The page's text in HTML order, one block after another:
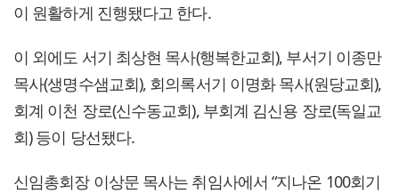
이 원활하게 진행됐다고 한다.
이 외에도 서기 최상현 목사(행복한교회), 부서기 이종만
목사(생명수샘교회), 회의록서기 이명화 목사(원당교회),
회계 이천 장로(신수동교회), 부회계 김신용 장로(독일교
회) 등이 당선됐다.
신임총회장 이상문 목사는 취임사에서 “지나온 100회기